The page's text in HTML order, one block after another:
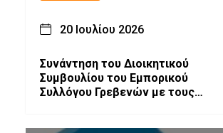
20 Ιουλίου 2026
Συνάντηση του Διοικητικού
Συμβουλίου του Εμπορικού
Συλλόγου Γρεβενών με τους